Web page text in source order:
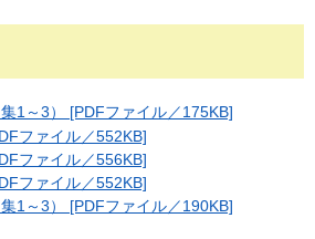
1～3） [PDFファイル／175KB]
ファイル／552KB]
ファイル／556KB]
ファイル／552KB]
1～3） [PDFファイル／190KB]